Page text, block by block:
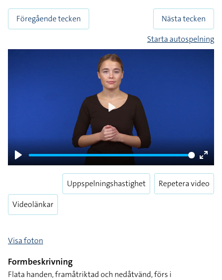
Föregående tecken
Nästa tecken
Starta autospelning
Play
Enter
Videolänkar
Uppspelningshastighet Repetera video
Visa foton
Formbeskrivning
Flata handen, framåtriktad och nedåtvänd, förs i